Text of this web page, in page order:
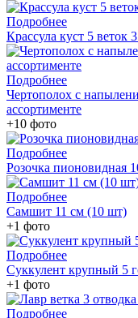
Подробнее
Крассула куст 5 веток
Подробнее
Чертополох с
ассортименте
+10 фото
Подробнее
Розочка пионовидная
Подробнее
Самшит 11 см (10 шт)
+1 фото
Подробнее
Суккулент крупный 5
+1 фото
Подробнее